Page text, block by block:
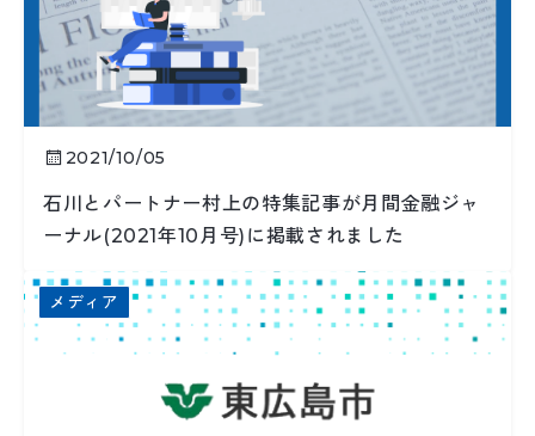
2021/10/05
石川とパートナー村上の特集記事が月間金融ジャ
ーナル(2021年10月号)に掲載されました
メディア